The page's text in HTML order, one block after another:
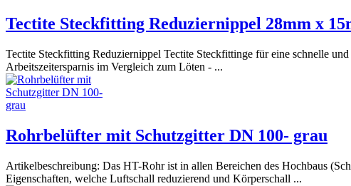
Tectite Steckfitting Reduziernippel 28mm x
Tectite Steckfitting Reduziernippel Tectite Steckfittinge für eine schnelle
Arbeitszeitersparnis im Vergleich zum Löten - ...
Rohrbelüfter mit Schutzgitter DN 100- grau
Artikelbeschreibung: Das HT-Rohr ist in allen Bereichen des Hochbaus
Eigenschaften, welche Luftschall reduzierend und Körperschall ...